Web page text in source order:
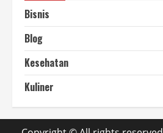
Bisnis
Blog
Kesehatan
Kuliner